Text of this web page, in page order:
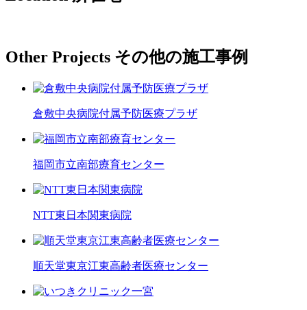
Other Projects その他の施工事例
倉敷中央病院付属予防医療プラザ
福岡市立南部療育センター
NTT東日本関東病院
順天堂東京江東高齢者医療センター